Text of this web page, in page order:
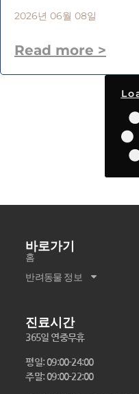
2026년 06월 08일
Read more >
바로가기
홈
반려동물 정보
진료시간
365일 연중무휴
평일: 09:00-24:00
주말: 09:00-22:00